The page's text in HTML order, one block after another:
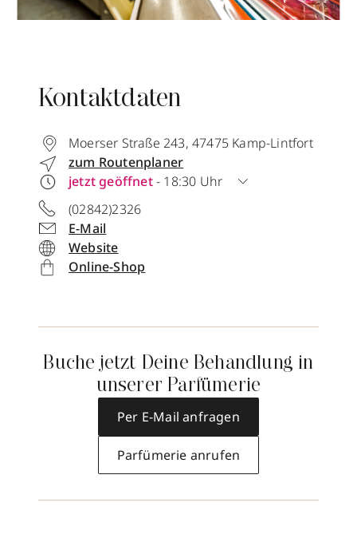
Kontaktdaten
Moerser Straße 243,47475 Kamp-Lintfort
zum Routenplaner
jetzt geöffnet- 18:30 Uhr
(02842)2326
E-Mail
Website
Online-Shop
Buche jetzt Deine Behandlung in
unserer Parfümerie
Per E-Mail anfragen
Parfümerie anrufen